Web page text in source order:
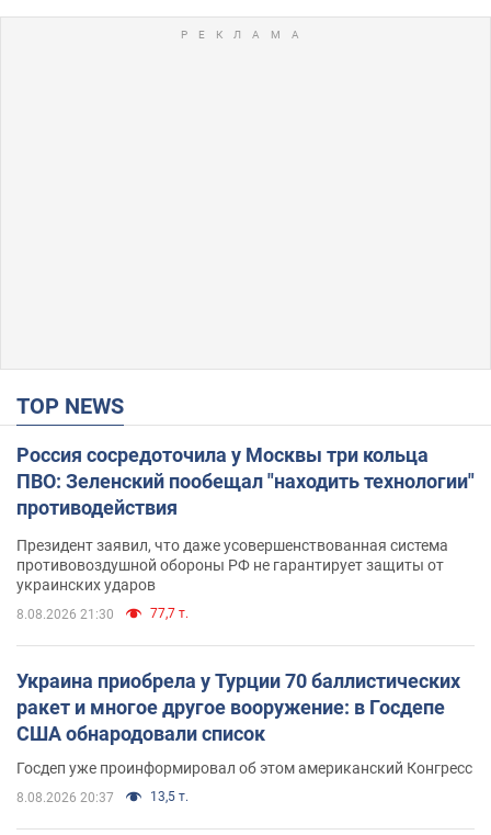
TOP NEWS
Россия сосредоточила у Москвы три кольца
ПВО: Зеленский пообещал "находить технологии"
противодействия
Президент заявил, что даже усовершенствованная система
противовоздушной обороны РФ не гарантирует защиты от
украинских ударов
8.08.2026 21:30 77,7 т.
Украина приобрела у Турции 70 баллистических
ракет и многое другое вооружение: в Госдепе
США обнародовали список
Госдеп уже проинформировал об этом американский Конгресс
8.08.2026 20:37 13,5 т.